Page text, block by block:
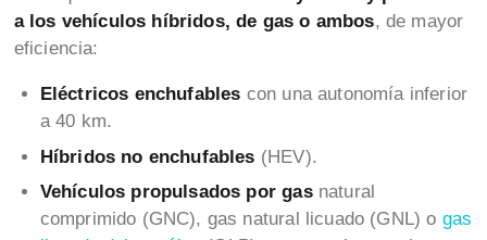
a los vehículos híbridos, de gas o ambos, de mayor
eficiencia:
Eléctricos enchufables con una autonomía inferior
a 40 km.
Híbridos no enchufables (HEV).
Vehículos propulsados por gasnatural
comprimido (GNC), gas natural licuado (GNL) o gas